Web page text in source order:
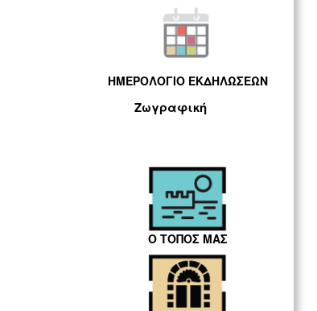
ΗΜΕΡΟΛΟΓΙΟ ΕΚΔΗΛΩΣΕΩΝ
Ζωγραφική
Ο ΤΟΠΟΣ ΜΑΣ